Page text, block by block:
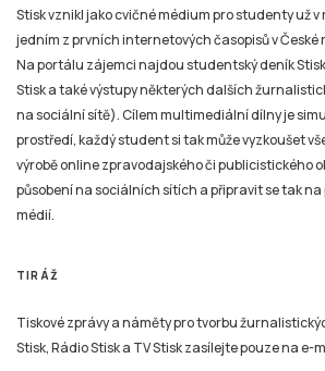
Stisk vznikl jako cvičné médium pro studenty už v
jedním z prvních internetových časopisů v České
Na portálu zájemci najdou studentský deník
Stisk a také výstupy některých dalších
na sociální sítě). Cílem multimediální dílny je
prostředí, každý student si tak může vyzkoušet
výrobě online zpravodajského či publicistického
působení na sociálních sítích a připravit se tak
médií.
TIRÁŽ
Tiskové zprávy a náměty pro tvorbu
Stisk, Rádio Stisk a TV Stisk zasílejte pouze na e-